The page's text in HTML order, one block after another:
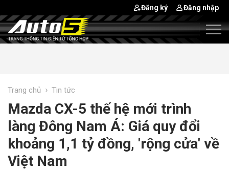
Đăng ký Đăng nhập
Trang chủ › Tin tức
Mazda CX-5 thế hệ mới trình
làng Đông Nam Á: Giá quy đổi
khoảng 1,1 tỷ đồng, 'rộng cửa' về
Việt Nam